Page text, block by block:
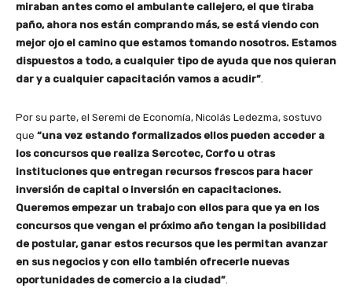
miraban antes como el ambulante callejero, el que tiraba
paño, ahora nos están comprando más, se está viendo con
mejor ojo el camino que estamos tomando nosotros. Estamos
dispuestos a todo, a cualquier tipo de ayuda que nos quieran
dar y a cualquier capacitación vamos a acudir”.
Por su parte, el Seremi de Economía, Nicolás Ledezma, sostuvo
que “una vez estando formalizados ellos pueden acceder a
los concursos que realiza Sercotec, Corfo u otras
instituciones que entregan recursos frescos para hacer
inversión de capital o inversión en capacitaciones.
Queremos empezar un trabajo con ellos para que ya en los
concursos que vengan el próximo año tengan la posibilidad
de postular, ganar estos recursos que les permitan avanzar
en sus negocios y con ello también ofrecerle nuevas
oportunidades de comercio a la ciudad”.